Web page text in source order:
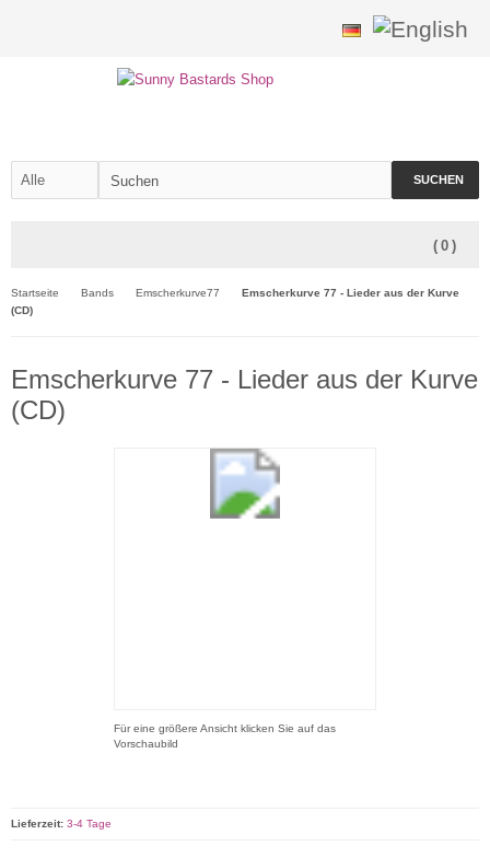
SUCHEN
( 0 )
Startseite Bands Emscherkurve77
Emscherkurve 77 - Lieder aus der Kurve
(CD)
Emscherkurve 77 - Lieder aus der Kurve
(CD)
Für eine größere Ansicht klicken Sie auf das
Vorschaubild
Lieferzeit: 3-4 Tage